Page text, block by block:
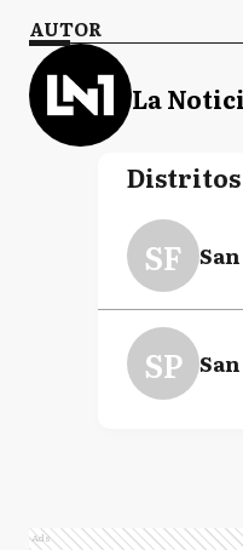
AUTOR
La
SF
SP
Ads